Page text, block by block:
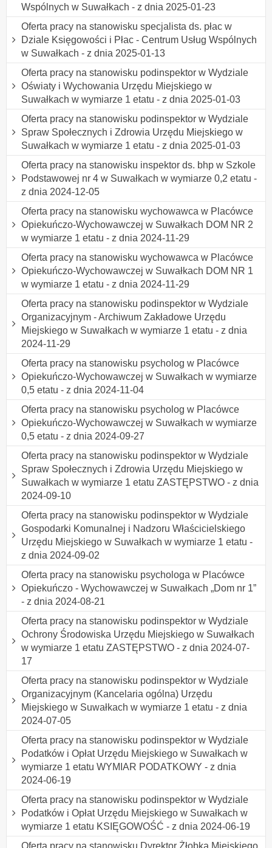
Wspólnych w Suwałkach - z dnia 2025-01-23
Oferta pracy na stanowisku specjalista ds. płac w
Dziale Księgowości i Płac - Centrum Usług Wspólnych
w Suwałkach - z dnia 2025-01-13
Oferta pracy na stanowisku podinspektor w Wydziale
Oświaty i Wychowania Urzędu Miejskiego w
Suwałkach w wymiarze 1 etatu - z dnia 2025-01-03
Oferta pracy na stanowisku podinspektor w Wydziale
Spraw Społecznych i Zdrowia Urzędu Miejskiego w
Suwałkach w wymiarze 1 etatu - z dnia 2025-01-03
Oferta pracy na stanowisku inspektor ds. bhp w Szkole
Podstawowej nr 4 w Suwałkach w wymiarze 0,2 etatu -
z dnia 2024-12-05
Oferta pracy na stanowisku wychowawca w Placówce
Opiekuńczo-Wychowawczej w Suwałkach DOM NR 2
w wymiarze 1 etatu - z dnia 2024-11-29
Oferta pracy na stanowisku wychowawca w Placówce
Opiekuńczo-Wychowawczej w Suwałkach DOM NR 1
w wymiarze 1 etatu - z dnia 2024-11-29
Oferta pracy na stanowisku podinspektor w Wydziale
Organizacyjnym - Archiwum Zakładowe Urzędu
Miejskiego w Suwałkach w wymiarze 1 etatu - z dnia
2024-11-29
Oferta pracy na stanowisku psycholog w Placówce
Opiekuńczo-Wychowawczej w Suwałkach w wymiarze
0,5 etatu - z dnia 2024-11-04
Oferta pracy na stanowisku psycholog w Placówce
Opiekuńczo-Wychowawczej w Suwałkach w wymiarze
0,5 etatu - z dnia 2024-09-27
Oferta pracy na stanowisku podinspektor w Wydziale
Spraw Społecznych i Zdrowia Urzędu Miejskiego w
Suwałkach w wymiarze 1 etatu ZASTĘPSTWO - z dnia
2024-09-10
Oferta pracy na stanowisku podinspektor w Wydziale
Gospodarki Komunalnej i Nadzoru Właścicielskiego
Urzędu Miejskiego w Suwałkach w wymiarze 1 etatu -
z dnia 2024-09-02
Oferta pracy na stanowisku psychologa w Placówce
Opiekuńczo - Wychowawczej w Suwałkach „Dom nr 1”
- z dnia 2024-08-21
Oferta pracy na stanowisku podinspektor w Wydziale
Ochrony Środowiska Urzędu Miejskiego w Suwałkach
w wymiarze 1 etatu ZASTĘPSTWO - z dnia 2024-07-
17
Oferta pracy na stanowisku podinspektor w Wydziale
Organizacyjnym (Kancelaria ogólna) Urzędu
Miejskiego w Suwałkach w wymiarze 1 etatu - z dnia
2024-07-05
Oferta pracy na stanowisku podinspektor w Wydziale
Podatków i Opłat Urzędu Miejskiego w Suwałkach w
wymiarze 1 etatu WYMIAR PODATKOWY - z dnia
2024-06-19
Oferta pracy na stanowisku podinspektor w Wydziale
Podatków i Opłat Urzędu Miejskiego w Suwałkach w
wymiarze 1 etatu KSIĘGOWOŚĆ - z dnia 2024-06-19
Oferta pracy na stanowisku Dyrektor Żłobka Miejskiego